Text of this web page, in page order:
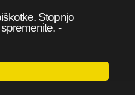
Stopnjo
-